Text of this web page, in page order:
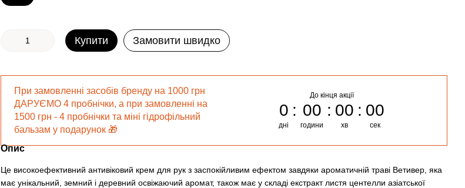
Купити Замовити швидко
При замовленні засобів бренду на 1000 грн
ДАРУЄМО 4 пробнічки, а при замовленні на
1500 грн - 4 пробнічки та міні гідрофільний
бальзам у подарунок 🎁
До кінця акції
0
дні
00
години
00
хв
00
сек
Опис
Це високоефективний антивіковий крем для рук з заспокійливим ефектом завдяки ароматичній траві Ветивер, яка
має унікальний, земний і деревний освіжаючий аромат, також має у складі екстракт листя центелли азіатської